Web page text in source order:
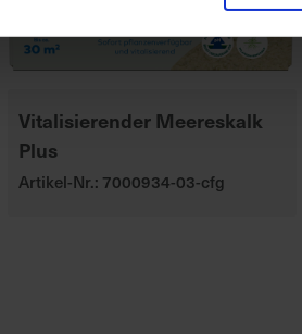
Vitalisierender Meereskalk
Plus
Artikel-Nr.: 7000934-03-cfg